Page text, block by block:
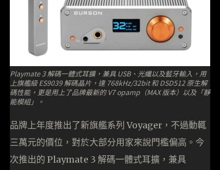
Playmate 3 解碼一體式耳擴，兼具 USB、光纖以及藍牙輸入，用
上旗艦級 ES9039 解碼晶片，達 768kHz/32bit 和 DSD512 原生解
碼性能，更是用上了品牌最新的 V7 opamp（MAX 版本）以及「靜
能模組」。
品牌上年度推出了新旗艦系列 Voyager，不過動輒
三萬元的價位，對於大部分用家來說門檻偏高。今
次推出的 Playmate 3 解碼一體式耳擴，兼具